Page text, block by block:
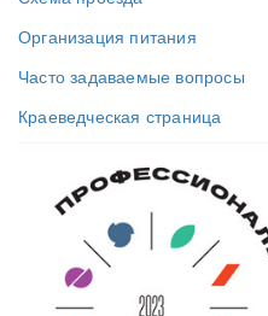
Организация питания
Часто задаваемые вопросы
Краеведческая страница